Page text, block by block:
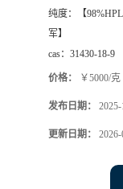
纯度：
【
军】
cas： 31430-18-9
价格： ￥5000/克
发布日期：
更新日期：